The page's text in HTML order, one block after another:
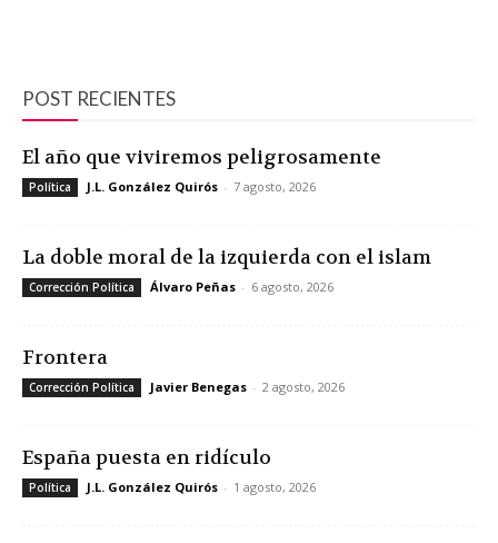
POST RECIENTES
El año que viviremos peligrosamente
Política J.L. González Quirós - 7 agosto, 2026
La doble moral de la izquierda con el islam
Corrección Política Álvaro Peñas - 6 agosto, 2026
Frontera
Corrección Política Javier Benegas - 2 agosto, 2026
España puesta en ridículo
Política J.L. González Quirós - 1 agosto, 2026